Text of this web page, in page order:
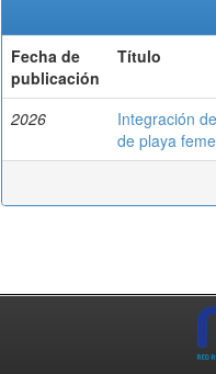
Fecha de
publicación
Título
2026
Integración
de playa